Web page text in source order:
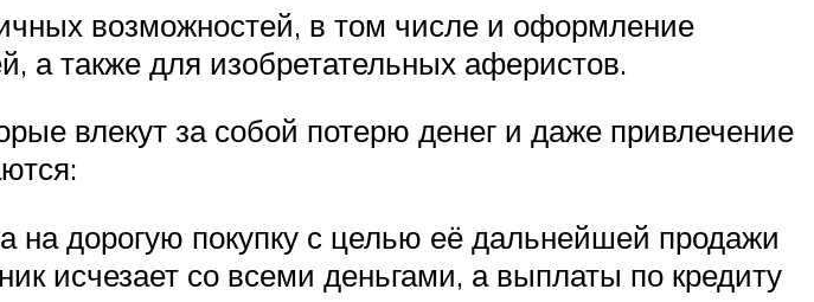
возможностей, в том числе и оформление
а также для изобретательных аферистов.
влекут за собой потерю денег и даже привлечение
на дорогую покупку с целью её дальнейшей продажи
исчезает со всеми деньгами, а выплаты по кредиту